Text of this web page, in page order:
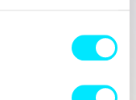
d'Influencer
Trading